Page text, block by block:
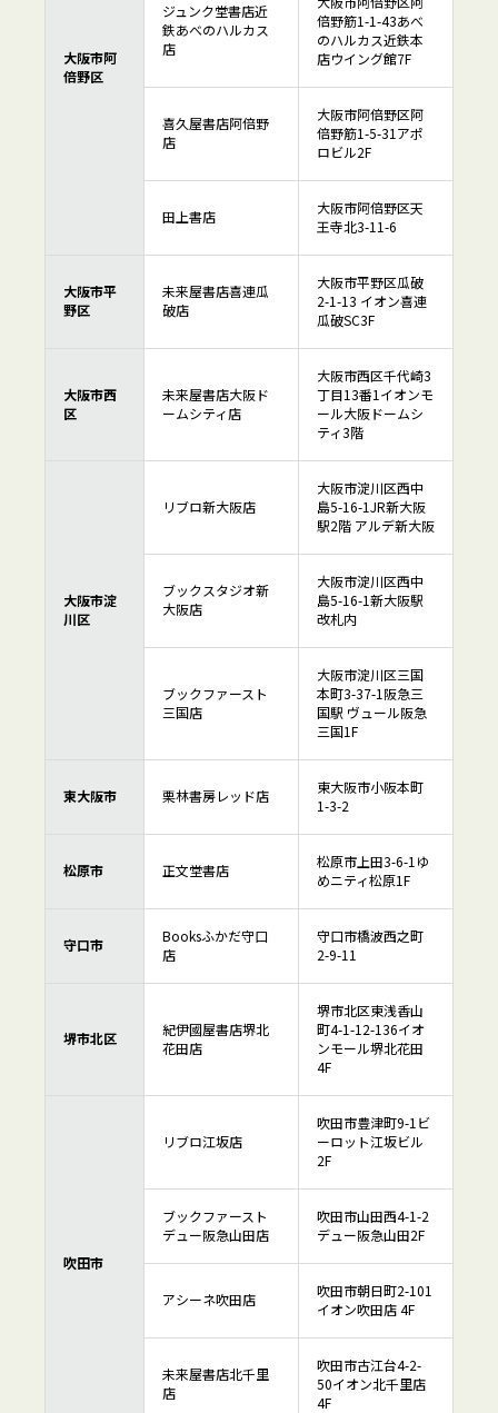
大阪市阿
倍野区
ジュンク堂書店近
鉄あべのハルカス
店
倍野筋1-1-43あべ
のハルカス近鉄本
店ウイング館7F
喜久屋書店阿倍野
店
大阪市阿倍野区阿
倍野筋1-5-31アポ
ロビル2F
田上書店
大阪市阿倍野区天
王寺北3-11-6
大阪市平
野区
未来屋書店喜連瓜
破店
大阪市平野区瓜破
2-1-13 イオン喜連
瓜破SC3F
大阪市西
区
未来屋書店大阪ド
ームシティ店
大阪市西区千代崎3
丁目13番1イオンモ
ール大阪ドームシ
ティ3階
大阪市淀
川区
リブロ新大阪店
大阪市淀川区西中
島5-16-1JR新大阪
駅2階 アルデ新大阪
ブックスタジオ新
大阪店
大阪市淀川区西中
島5-16-1新大阪駅
改札内
ブックファースト
三国店
大阪市淀川区三国
本町3-37-1阪急三
国駅 ヴュール阪急
三国1F
東大阪市 栗林書房レッド店
東大阪市小阪本町
1-3-2
松原市 正文堂書店
松原市上田3-6-1ゆ
めニティ松原1F
守口市
Booksふかだ守口
店
守口市橋波西之町
2-9-11
堺市北区
紀伊國屋書店堺北
花田店
堺市北区東浅香山
町4-1-12-136イオ
ンモール堺北花田
4F
吹田市
リブロ江坂店
吹田市豊津町9-1ビ
ーロット江坂ビル
2F
ブックファースト
デュー阪急山田店
吹田市山田西4-1-2
デュー阪急山田2F
アシーネ吹田店
吹田市朝日町2-101
イオン吹田店 4F
未来屋書店北千里
店
吹田市古江台4-2-
50イオン北千里店
4F